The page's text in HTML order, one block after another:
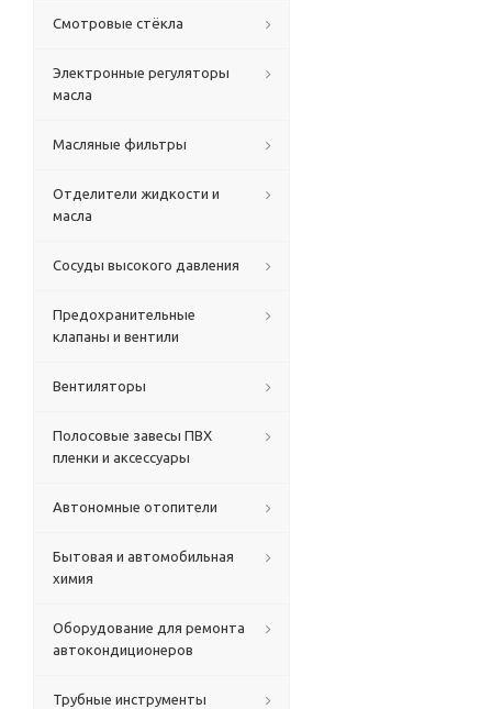
Смотровые стёкла
Электронные регуляторы
масла
Масляные фильтры
Отделители жидкости и
масла
Сосуды высокого давления
Предохранительные
клапаны и вентили
Вентиляторы
Полосовые завесы ПВХ
пленки и аксессуары
Автономные отопители
Бытовая и автомобильная
химия
Оборудование для ремонта
автокондиционеров
Трубные инструменты